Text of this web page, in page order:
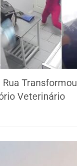
Rua Transformou
Veterinário